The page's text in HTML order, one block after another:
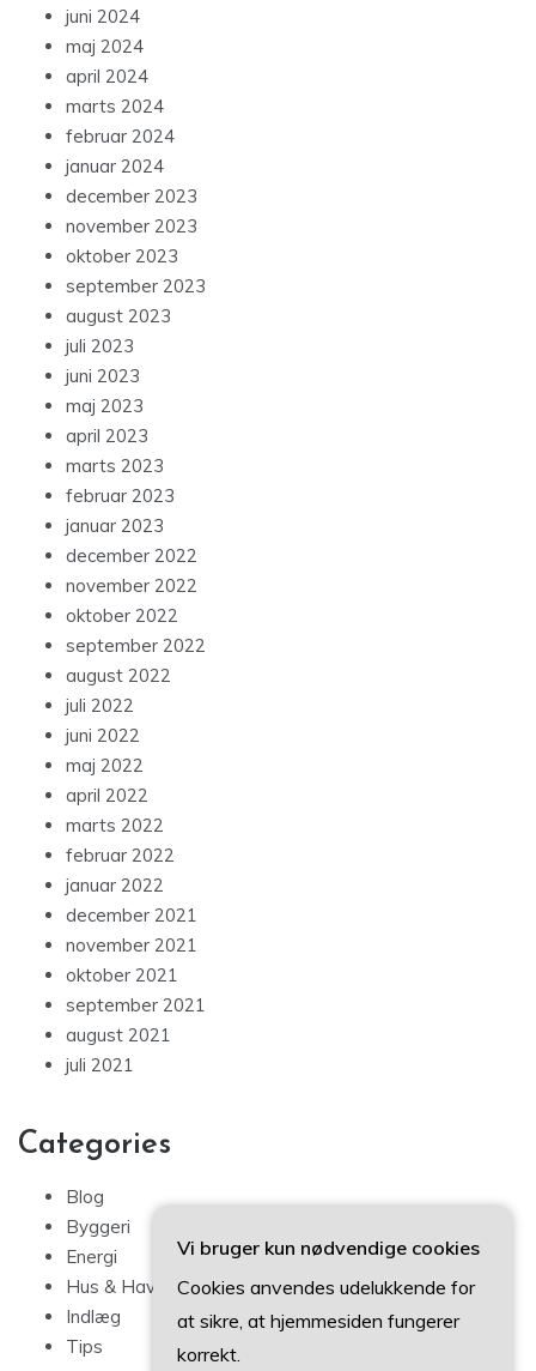
juni 2024
maj 2024
april 2024
marts 2024
februar 2024
januar 2024
december 2023
november 2023
oktober 2023
september 2023
august 2023
juli 2023
juni 2023
maj 2023
april 2023
marts 2023
februar 2023
januar 2023
december 2022
november 2022
oktober 2022
september 2022
august 2022
juli 2022
juni 2022
maj 2022
april 2022
marts 2022
februar 2022
januar 2022
december 2021
november 2021
oktober 2021
september 2021
august 2021
juli 2021
Categories
Blog
Byggeri
Energi
Hus & Have
Indlæg
Tips
Vi bruger kun nødvendige cookies
Cookies anvendes udelukkende for
at sikre, at hjemmesiden fungerer
korrekt.